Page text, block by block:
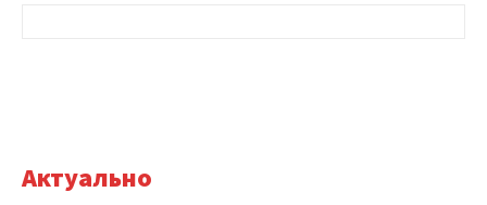
Актуально